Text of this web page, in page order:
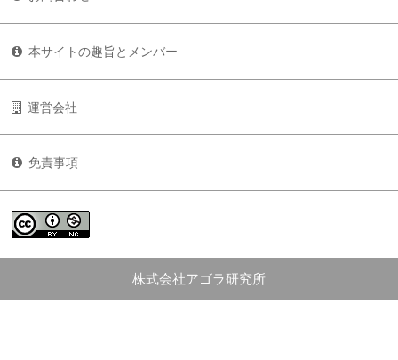
本サイトの趣旨とメンバー
運営会社
免責事項
株式会社アゴラ研究所